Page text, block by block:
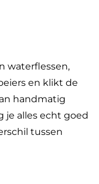
waterflessen,
en klikt de
handmatig
je alles echt goed
tussen